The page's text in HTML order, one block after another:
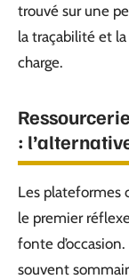
trouvé sur une
la traçabilité et
charge.
:
Les plateformes
le premier
fonte
souvent